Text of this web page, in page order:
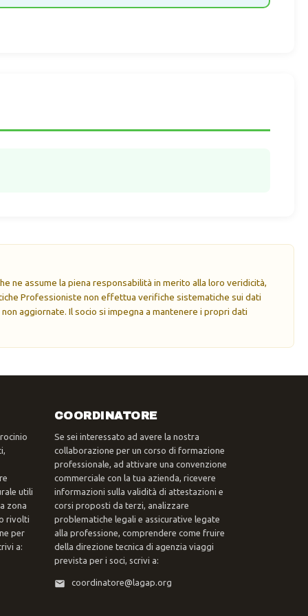
ne assume la piena responsabilità in merito alla loro veridicità,
Professioniste non effettua verifiche sistematiche sui dati
aggiornate. Il socio si impegna a mantenere i propri dati
utili
zona
rivolti
per
a:
COORDINATORE
Se sei interessato ad avere la nostra
collaborazione per un corso di formazione
professionale, ad attivare una convenzione
commerciale con la tua azienda, ricevere
informazioni sulla validità di attestazioni e
corsi proposti da terzi, analizzare
problematiche legali e assicurative legate
alla professione, comprendere come fruire
della direzione tecnica di agenzia viaggi
prevista per i soci, scrivi a:
coordinatore@lagap.org